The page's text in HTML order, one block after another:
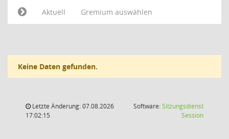
Aktuell
Gremium auswählen
Keine Daten gefunden.
Letzte Änderung: 07.08.2026
17:02:15
Software:Sitzungsdienst
Session(Wird in